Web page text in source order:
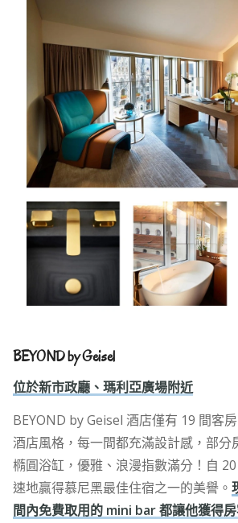
BEYOND by Geisel
位於新市政廳、瑪利亞廣場附近
BEYOND by Geisel 酒店僅有 19 間客
酒店風格，每一間都充滿設計感，部分
橢圓浴缸，優雅、浪漫指數滿分！自
速地贏得慕尼黑最佳住宿之一的美譽。
間內免費取用的 mini bar 都讓他獲得